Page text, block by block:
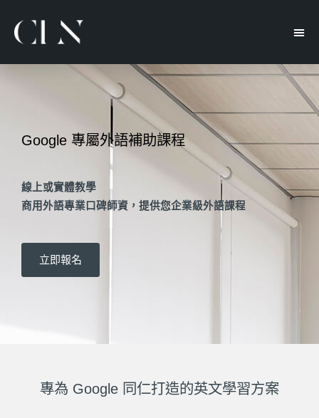
Google 專屬外語補助課程
線上或實體教學
商用外語專業口碑師資，提供您企業級外語課程
立即報名
專為 Google 同仁打造的英文學習方案